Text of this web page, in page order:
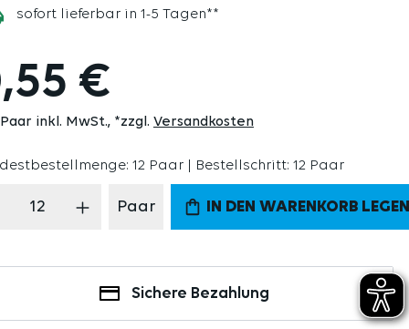
sofort lieferbar in 1-5 Tagen**
€
inkl. MwSt. *zzgl. Versandkosten
12 Paar | Bestellschritt: 12 Paar
Anzahl: Gib den gewünschten
Paar IN DEN WARENKORB LEGEN
Sichere Bezahlung